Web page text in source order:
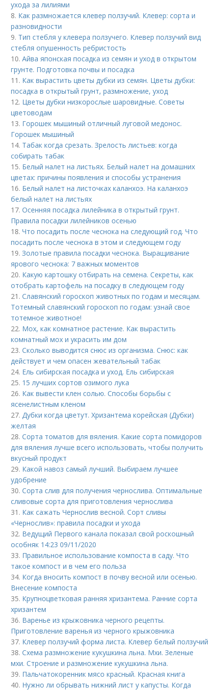
ухода за лилиями
8. Как размножается клевер ползучий. Клевер: сорта и
разновидности
9. Тип стебля у клевера ползучего. Клевер ползучий вид
стебля опушенность ребристость
10.Айва японская посадка из семян и уход в открытом
грунте. Подготовка почвы и посадка
11. Как вырастить цветы дубки из семян. Цветы дубки:
посадка в открытый грунт, размножение, уход
12. Цветы дубки низкорослые шаровидные. Советы
цветоводам
13. Горошек мышиный отличный луговой медонос.
Горошек мышиный
14. Табак когда срезать. Зрелость листьев: когда
собирать табак
15. Белый налет на листьях. Белый налет на домашних
цветах: причины появления и способы устранения
16. Белый налет на листочках каланхоэ. На каланхоэ
белый налет на листьях
17.Осенняя посадка лилейника в открытый грунт.
Правила посадки лилейников осенью
18.Что посадить после чеснока на следующий год. Что
посадить после чеснока в этом и следующем году
19.Золотые правила посадки чеснока. Выращивание
ярового чеснока: 7 важных моментов
20. Какую картошку отбирать на семена. Секреты, как
отобрать картофель на посадку в следующем году
21.Славянский гороскоп животных по годам и месяцам.
Тотемный славянский гороскоп по годам: узнай свое
тотемное животное!
22. Мох, как комнатное растение. Как вырастить
комнатный мох и украсить им дом
23.Сколько выводится снюс из организма. Снюс: как
действует и чем опасен жевательный табак
24. Ель сибирская посадка и уход. Ель сибирская
25. 15 лучших сортов озимого лука
26. Как вывести клен солью. Способы борьбы с
ясенелистным кленом
27.Дубки когда цветут. Хризантема корейская (Дубки)
желтая
28.Сорта томатов для вяления. Какие сорта помидоров
для вяления лучше всего использовать, чтобы получить
вкусный продукт
29. Какой навоз самый лучший. Выбираем лучшее
удобрение
30.Сорта слив для получения чернослива. Оптимальные
сливовые сорта для приготовления чернослива
31. Как сажать Чернослив весной. Сорт сливы
«Чернослив»: правила посадки и ухода
32. Ведущий Первого канала показал свой роскошный
особняк 14:23 09/11/2020
33. Правильное использование компоста в саду. Что
такое компост и в чем его польза
34. Когда вносить компост в почву весной или осенью.
Внесение компоста
35. Крупноцветковая ранняя хризантема. Ранние сорта
хризантем
36. Варенье из крыжовника черного рецепты.
Приготовление варенья из черного крыжовника
37. Клевер ползучий форма листа. Клевер белый ползучий
38.Схема размножение кукушкина льна. Мхи. Зеленые
мхи. Строение и размножение кукушкина льна.
39. Пальчатокоренник мясо красный. Красная книга
40. Нужно ли обрывать нижний лист у капусты. Когда